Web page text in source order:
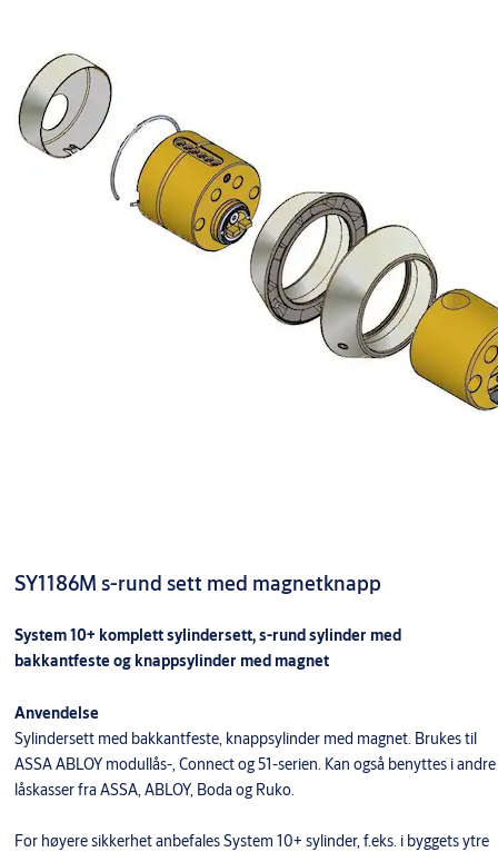
SY1186M s-rund sett med magnetknapp
System 10+ komplett sylindersett, s-rund sylinder med
bakkantfeste og knappsylinder med magnet
Anvendelse
Sylindersett med bakkantfeste, knappsylinder med magnet. Brukes til
ASSA ABLOY modullås-, Connect og 51-serien. Kan også benyttes i andre
låskasser fra ASSA, ABLOY, Boda og Ruko.
For høyere sikkerhet anbefales System 10+ sylinder, f.eks. i byggets ytre